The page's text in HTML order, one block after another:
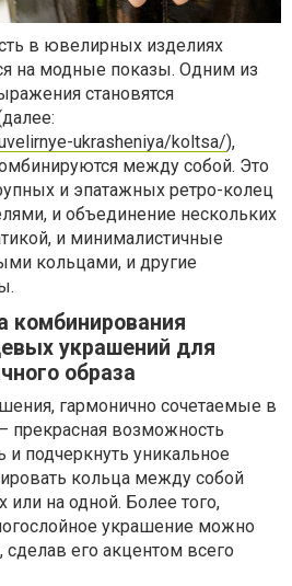
в ювелирных изделиях
на модные показы. Одним из
становятся
ukrasheniya/koltsa/),
между собой. Это
и эпатажных ретро-колец
и объединение нескольких
и минималистичные
кольцами, и другие
комбинирования
украшений для
образа
гармонично сочетаемые в
прекрасная возможность
и подчеркнуть уникальное
кольца между собой
на одной. Более того,
украшение можно
его акцентом всего